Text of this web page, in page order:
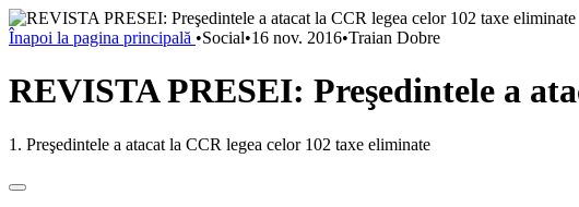
Înapoi la pagina principală •Social•16 nov. 2016•Traian Dobre
REVISTA PRESEI: Preşedintele a
1. Preşedintele a atacat la CCR legea celor 102 taxe eliminate